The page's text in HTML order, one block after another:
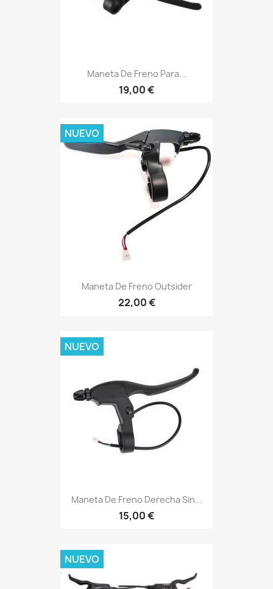
Maneta De Freno Para...
19,00 €
Maneta De Freno Outsider
22,00 €
NUEVO
Maneta De Freno Derecha Sin...
15,00 €
NUEVO
NUEVO